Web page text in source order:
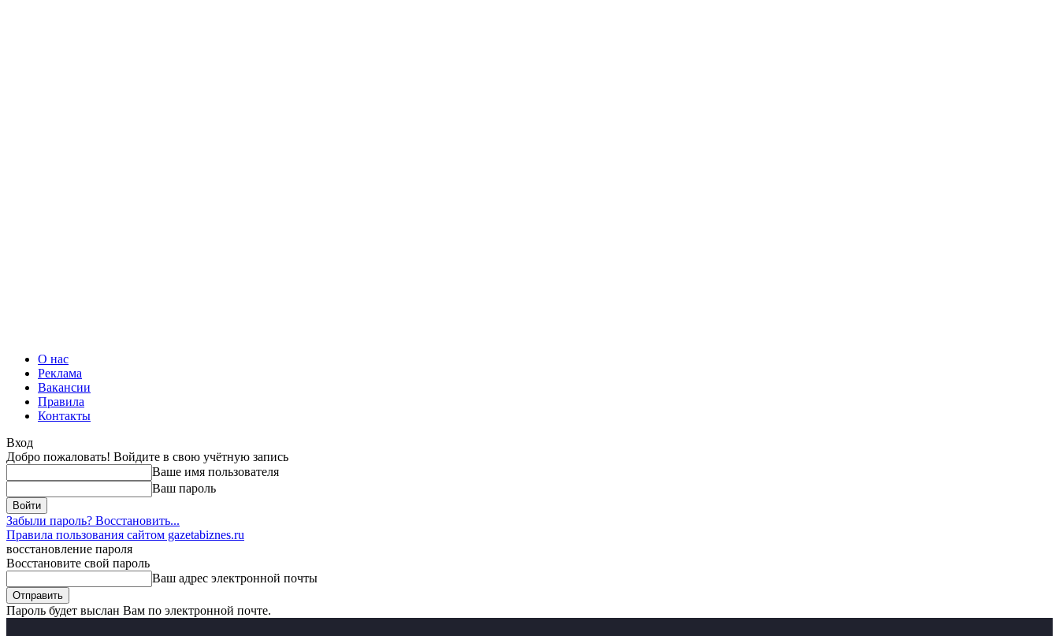
О нас
Реклама
Вакансии
Правила
Контакты
Вход
Добро пожаловать! Войдите в свою учётную запись
Ваше имя пользователя
Ваш пароль
Забыли пароль? Восстановить...
Правила пользования сайтом gazetabiznes.ru
восстановление пароля
Восстановите свой пароль
Ваш адрес электронной почты
Пароль будет выслан Вам по электронной почте.